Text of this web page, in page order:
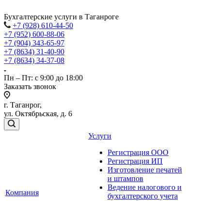
Бухгалтерские услуги в Таганроге
+7 (928) 610-44-50
+7 (952) 600-88-06
+7 (904) 343-65-97
+7 (8634) 31-40-90
+7 (8634) 34-37-08
Пн – Пт: с 9:00 до 18:00
Заказать звонок
г. Таганрог,
ул. Октябрьская, д. 6
Компания
Услуги
Регистрация ООО
Регистрация ИП
Изготовление печатей
и штампов
Ведение налогового и
бухгалтерского учета